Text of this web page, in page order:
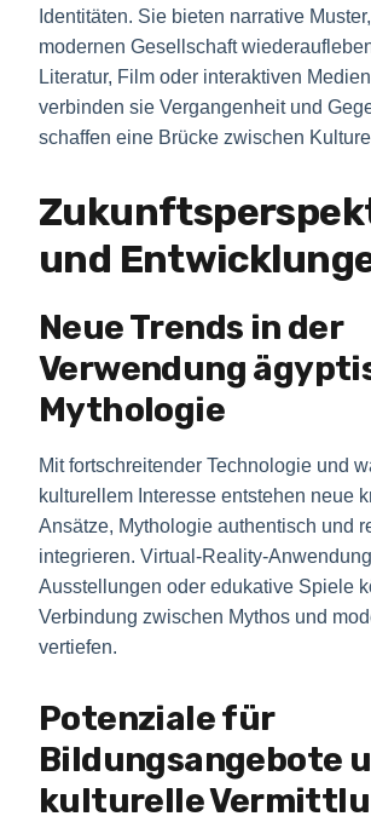
Identitäten. Sie bieten narrative
modernen Gesellschaft
Literatur, Film oder interaktiven
verbinden sie Vergangenheit und
schaffen eine Brücke zwischen
und
Neue Trends in der
Verwendung
Mythologie
Mit fortschreitender Technologie und
kulturellem Interesse entstehen neue
Ansätze, Mythologie authentisch und
integrieren. Virtual-Reality-
Ausstellungen oder edukative Spiele
Verbindung zwischen Mythos und
vertiefen.
Potenziale für
Bildungsangebote
kulturelle